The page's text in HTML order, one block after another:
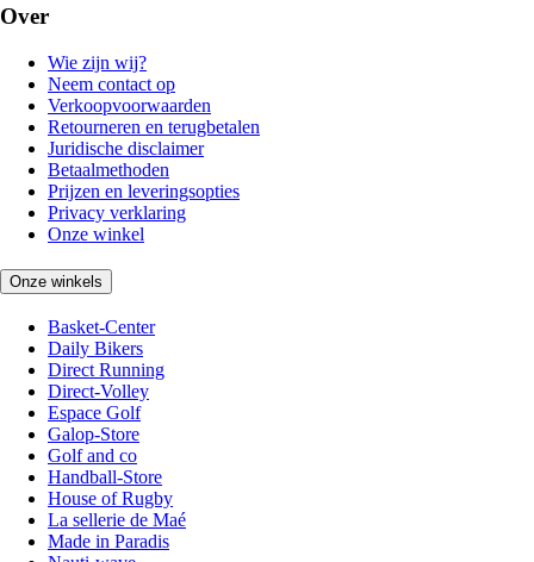
Over
Wie zijn wij?
Neem contact op
Verkoopvoorwaarden
Retourneren en terugbetalen
Juridische disclaimer
Betaalmethoden
Prijzen en leveringsopties
Privacy verklaring
Onze winkel
Onze winkels
Basket-Center
Daily Bikers
Direct Running
Direct-Volley
Espace Golf
Galop-Store
Golf and co
Handball-Store
House of Rugby
La sellerie de Maé
Made in Paradis